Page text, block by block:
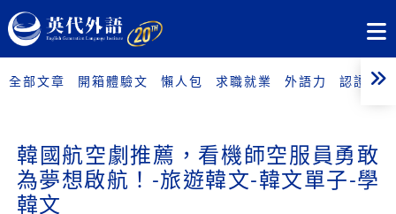
全部文章 開箱體驗文 懶人包 求職就業 外語力 認證考試
韓國航空劇推薦，看機師空服員勇敢
為夢想啟航！-旅遊韓文-韓文單子-學
韓文